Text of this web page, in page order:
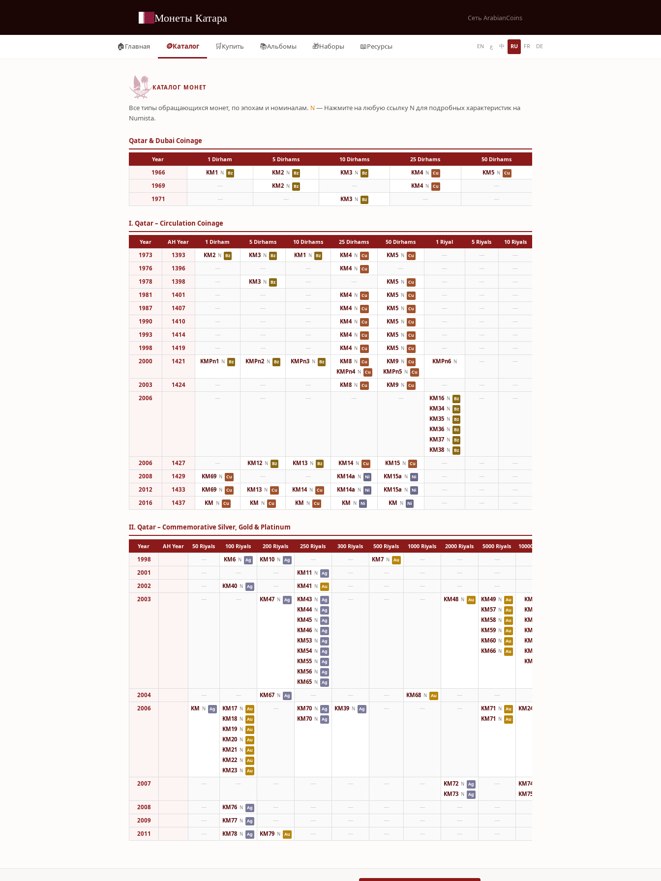
Монеты Катара Сеть ArabianCoins
🏠Главная 🪙Каталог 🛒Купить 📚Альбомы 🎁Наборы 📖Ресурсы EN ع 中 RU FR DE
КАТАЛОГ МОНЕТ
Все типы обращающихся монет, по эпохам и номиналам. N — Нажмите на любую ссылку N для подробных характеристик на
Numista.
Qatar & Dubai Coinage
Year 1 Dirham 5 Dirhams 10 Dirhams 25 Dirhams
50 Dirhams
1966
KM1 N Bz KM2 N Bz KM3 N Bz KM4 N Cu KM5 N Cu
1969 — KM2 N Bz — KM4 N Cu
—
1971
— — KM3 N Bz — —
I. Qatar – Circulation Coinage
Year AH Year 1 Dirham 5 Dirhams 10 Dirhams 25 Dirhams 50 Dirhams 1 Riyal 5 Riyals
10 Riyals
1973
1393 KM2 N Bz KM3 N Bz KM1 N Bz KM4 N Cu KM5 N Cu — —
—
1976
1396 — — — KM4 N Cu — — —
—
1978
1398 — KM3 N Bz — — KM5 N Cu — —
—
1981
1401 — — — KM4 N Cu KM5 N Cu — —
—
1987
1407 — — — KM4 N Cu KM5 N Cu — —
—
1990
1410 — — — KM4 N Cu KM5 N Cu — —
—
1993
1414 — — — KM4 N Cu KM5 N Cu — —
—
1998
1419 — — — KM4 N Cu KM5 N Cu — —
—
2000
1421 KMPn1 N Bz KMPn2 N Bz KMPn3 N Bz KM8 N Cu
KMPn4 N Cu
KM9 N Cu
KMPn5 N Cu
KMPn6 N — —
2003 1424 — — — KM8 N Cu KM9 N Cu — —
—
2006
— — — — — KM16 N Bz
KM34 N Bz
KM35 N Bz
KM36 N Bz
KM37 N Bz
KM38 N Bz
— —
2006 1427 — KM12 N Bz KM13 N Bz KM14 N Cu KM15 N Cu — —
—
2008
1429 KM69 N Cu — — KM14a N Ni KM15a N Ni — —
—
2012
1433 KM69 N Cu KM13 N Cu KM14 N Cu KM14a N Ni KM15a N Ni — —
—
2016
1437 KM N Cu KM N Cu KM N Cu KM N Ni KM N Ni — — —
II. Qatar – Commemorative Silver, Gold & Platinum
Year AH Year 50 Riyals 100 Riyals 200 Riyals 250 Riyals 300 Riyals 500 Riyals 1000 Riyals 2000 Riyals 5000 Riyals
10000 Riyals
1998
— KM6 N Ag KM10 N Ag — — KM7 N Au — — —
2001
— — — KM11 N Ag — — — — —
2002
— KM40 N Ag — KM41 N Au — — — — —
2003
— — KM47 N Ag KM43 N Ag
KM44 N Ag
KM45 N Ag
KM46 N Ag
KM53 N Ag
KM54 N Ag
KM55 N Ag
KM56 N Ag
KM65 N Ag
— — — KM48 N Au KM49 N Au
KM57 N Au
KM58 N Au
KM59 N Au
KM60 N Au
KM66 N Au
KM50
KM51
KM52
KM61
KM62
KM63
KM64
2004 — — KM67 N Ag — — — KM68 N Au — —
2006
KM N Ag KM17 N Au
KM18 N Au
KM19 N Au
KM20 N Au
KM21 N Au
KM22 N Au
KM23 N Au
— KM70 N Ag
KM70 N Ag
KM39 N Ag — — — KM71 N Au
KM71 N Au
KM24
2007 — — — — — — — KM72 N Ag
KM73 N Ag
— KM74
KM75
2008 — KM76 N Ag — — — — — — —
2009
— KM77 N Ag — — — — — — —
2011
— KM78 N Ag KM79 N Au — — — — — —